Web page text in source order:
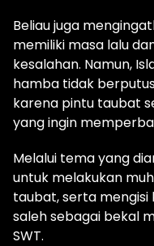
Beliau juga
memiliki masa lalu
kesalahan. Namun,
hamba tidak
karena pintu taubat
yang ingin
Melalui tema yang
untuk melakukan
taubat, serta
saleh sebagai bekal
SWT.